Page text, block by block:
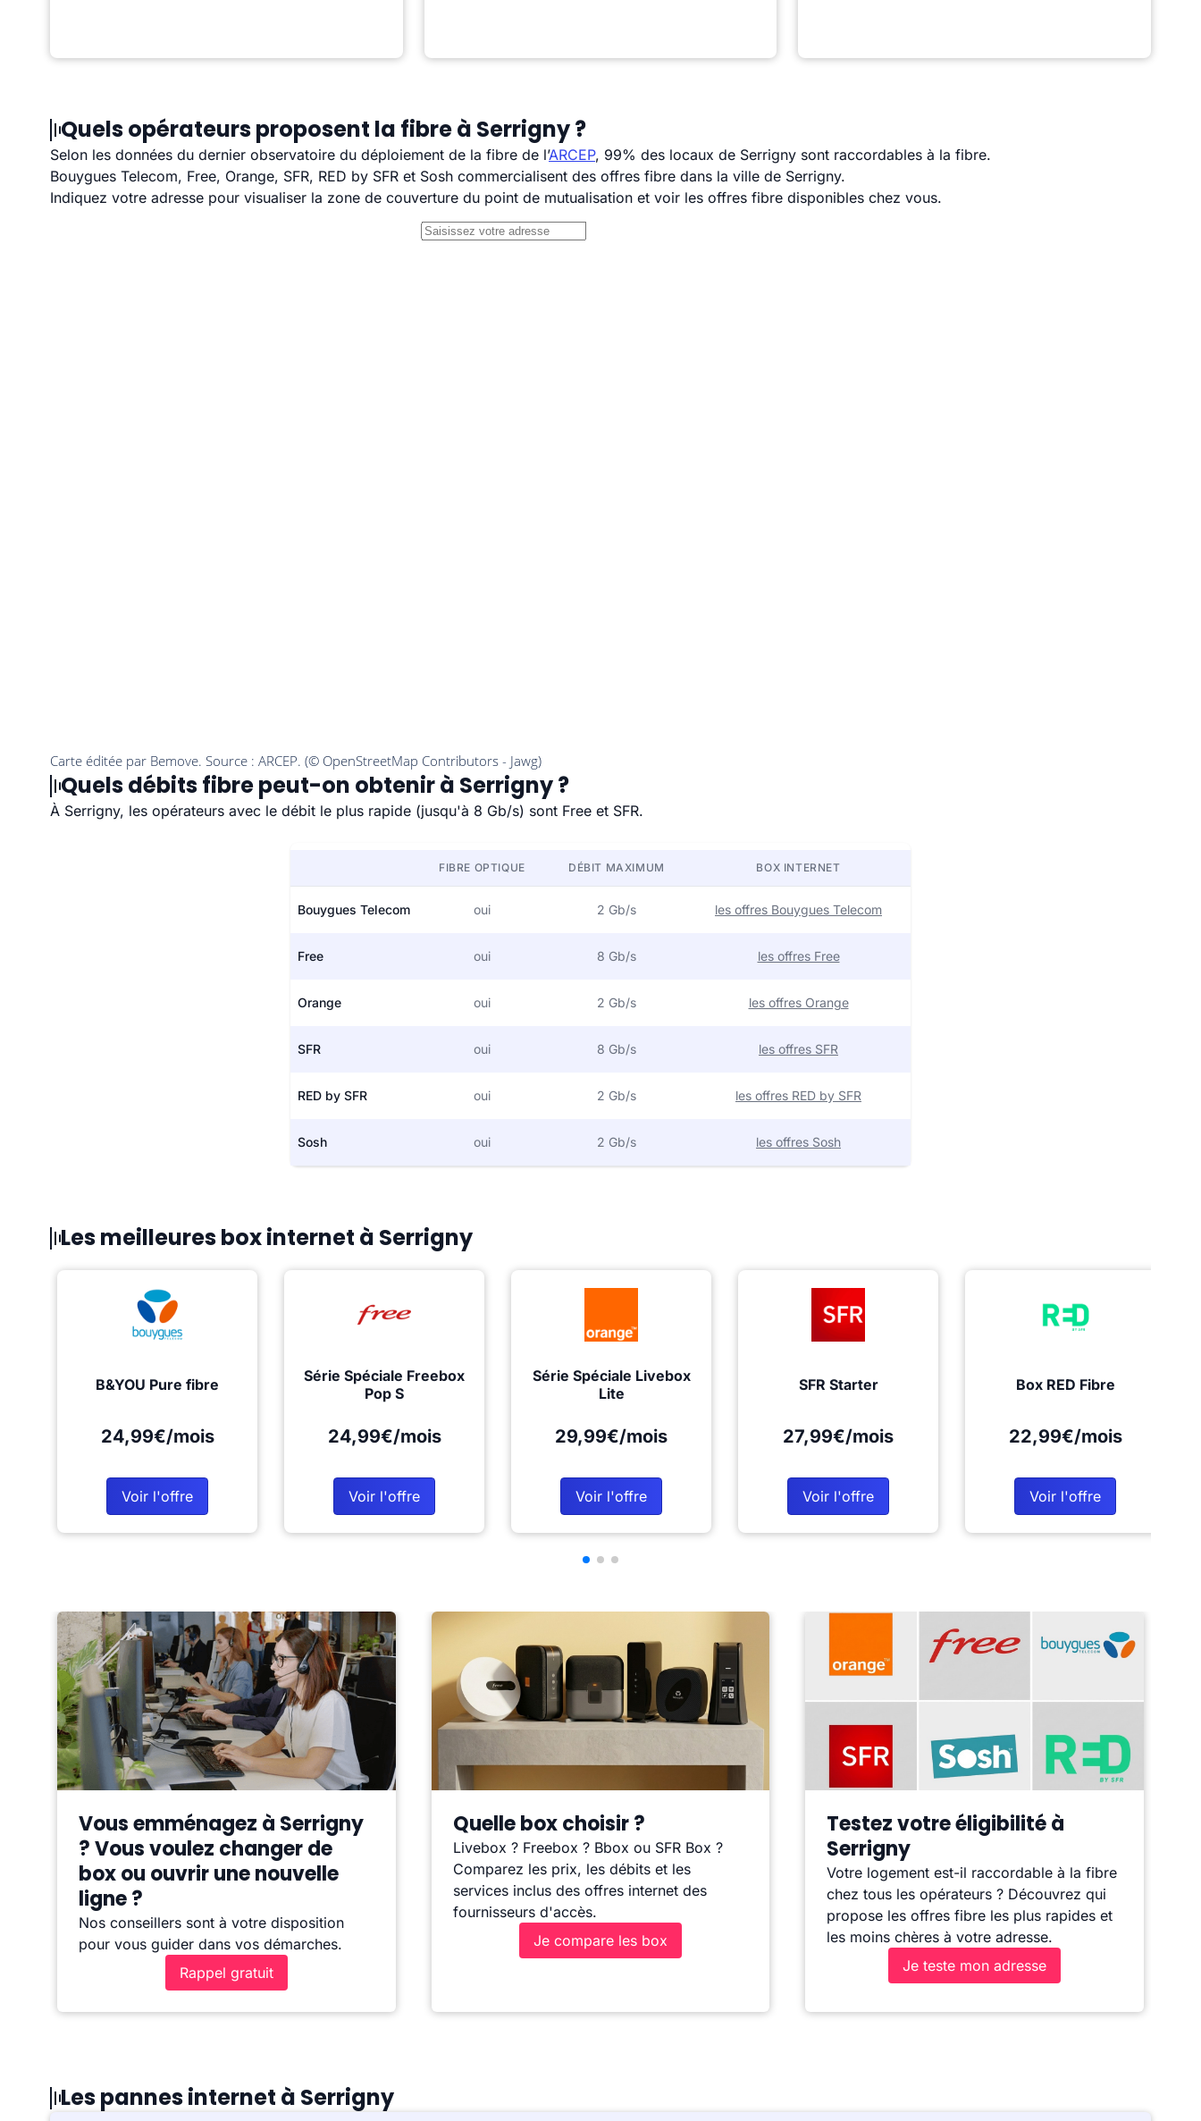
Quels opérateurs proposent la fibre à Serrigny ?
Selon les données du dernier observatoire du déploiement de la fibre de l’ARCEP, 99% des locaux de Serrigny sont raccordables à la fibre.
Bouygues Telecom, Free, Orange, SFR, RED by SFR et Sosh commercialisent des offres fibre dans la ville de Serrigny.
Indiquez votre adresse pour visualiser la zone de couverture du point de mutualisation et voir les offres fibre disponibles chez vous.
Quels débits fibre peut-on obtenir à Serrigny ?
À Serrigny, les opérateurs avec le débit le plus rapide (jusqu'à 8 Gb/s) sont Free et SFR.
FIBRE OPTIQUE DÉBIT MAXIMUM BOX INTERNET
Bouygues Telecom oui 2 Gb/s les offres Bouygues Telecom
Free oui 8 Gb/s les offres Free
Orange oui 2 Gb/s les offres Orange
SFR oui 8 Gb/s les offres SFR
RED by SFR oui 2 Gb/s les offres RED by SFR
Sosh oui 2 Gb/s les offres Sosh
Les meilleures box internet à Serrigny
B&YOU Pure fibre
24,99€/mois
Voir l'offre
Série Spéciale Freebox
Pop S
24,99€/mois
Voir l'offre
Série Spéciale Livebox
Lite
29,99€/mois
Voir l'offre
SFR Starter
27,99€/mois
Voir l'offre
Box RED Fibre
22,99€/mois
Voir l'offre
Vous emménagez à Serrigny
? Vous voulez changer de
box ou ouvrir une nouvelle
ligne ?
Nos conseillers sont à votre disposition
pour vous guider dans vos démarches.
Rappel gratuit
Quelle box choisir ?
Livebox ? Freebox ? Bbox ou SFR Box ?
Comparez les prix, les débits et les
services inclus des offres internet des
fournisseurs d'accès.
Je compare les box
Testez votre éligibilité à
Serrigny
Votre logement est-il raccordable à la fibre
chez tous les opérateurs ? Découvrez qui
propose les offres fibre les plus rapides et
les moins chères à votre adresse.
Je teste mon adresse
Les pannes internet à Serrigny